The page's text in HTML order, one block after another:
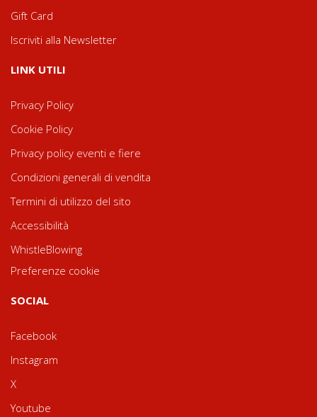
Gift Card
Iscriviti alla Newsletter
LINK UTILI
Privacy Policy
Cookie Policy
Privacy policy eventi e fiere
Condizioni generali di vendita
Termini di utilizzo del sito
Accessibilità
WhistleBlowing
Preferenze cookie
SOCIAL
Facebook
Instagram
X
Youtube